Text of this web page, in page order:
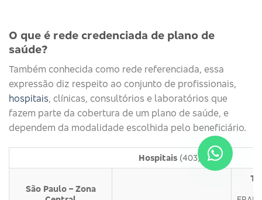
O que é rede credenciada de plano de
saúde?
Também conhecida como rede referenciada, essa
expressão diz respeito ao conjunto de profissionais,
hospitais, clínicas, consultórios e laboratórios que
fazem parte da cobertura de um plano de saúde, e
dependem da modalidade escolhida pelo beneficiário.
Hospitais(403)
São Paulo – Zona